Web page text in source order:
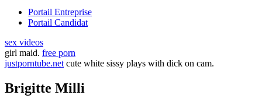
Portail Entreprise
Portail Candidat
sex videos
girl maid. free porn
justporntube.net cute white sissy plays with dick on cam.
Brigitte Milli